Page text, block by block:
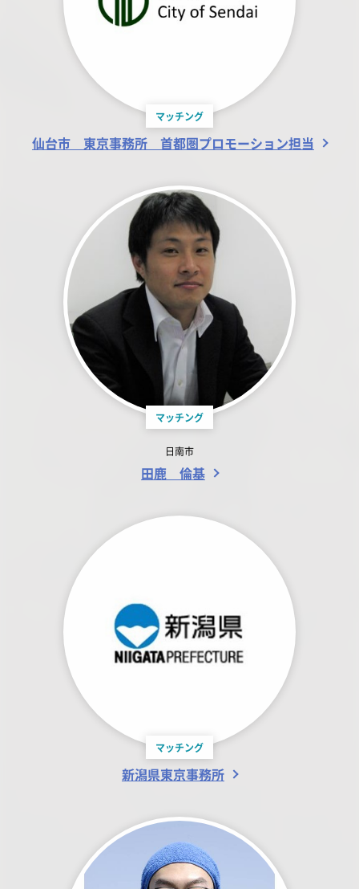
マッチング
仙台市 東京事務所 首都圏プロモーション担当
マッチング
日南市
田鹿 倫基
マッチング
新潟県東京事務所